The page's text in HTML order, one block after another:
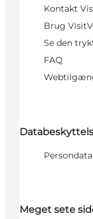
Kontakt
Brug
Se den
FAQ
Persondata
Meget sete